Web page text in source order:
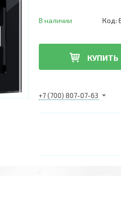
В наличии Код:
КУПИТЬ
+7 (700) 807-07-63